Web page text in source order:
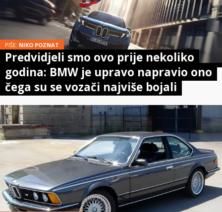
PIŠE: NIKO POZNAT
Predvidjeli smo ovo prije nekoliko
godina: BMW je upravo napravio ono
čega su se vozači najviše bojali